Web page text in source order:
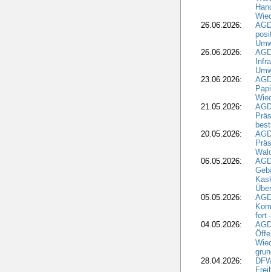
26.06.2026:
26.06.2026:
23.06.2026:
21.05.2026:
20.05.2026:
06.05.2026:
05.05.2026:
fort
04.05.2026:
28.04.2026: